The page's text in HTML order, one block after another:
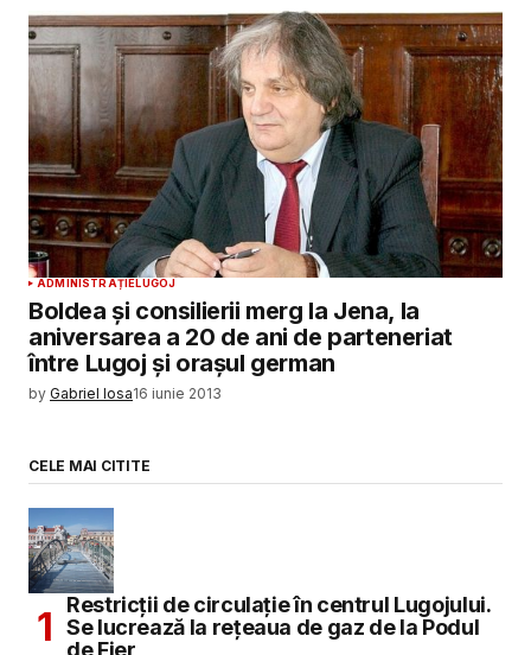
ADMINISTRAȚIELUGOJ
Boldea și consilierii merg la Jena, la
aniversarea a 20 de ani de parteneriat
între Lugoj și orașul german
by Gabriel Iosa16 iunie 2013
CELE MAI CITITE
Restricții de circulație în centrul Lugojului.
Se lucrează la rețeaua de gaz de la Podul